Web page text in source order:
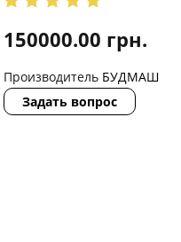
150000.00 грн.
Производитель БУДМАШ
Задать вопрос